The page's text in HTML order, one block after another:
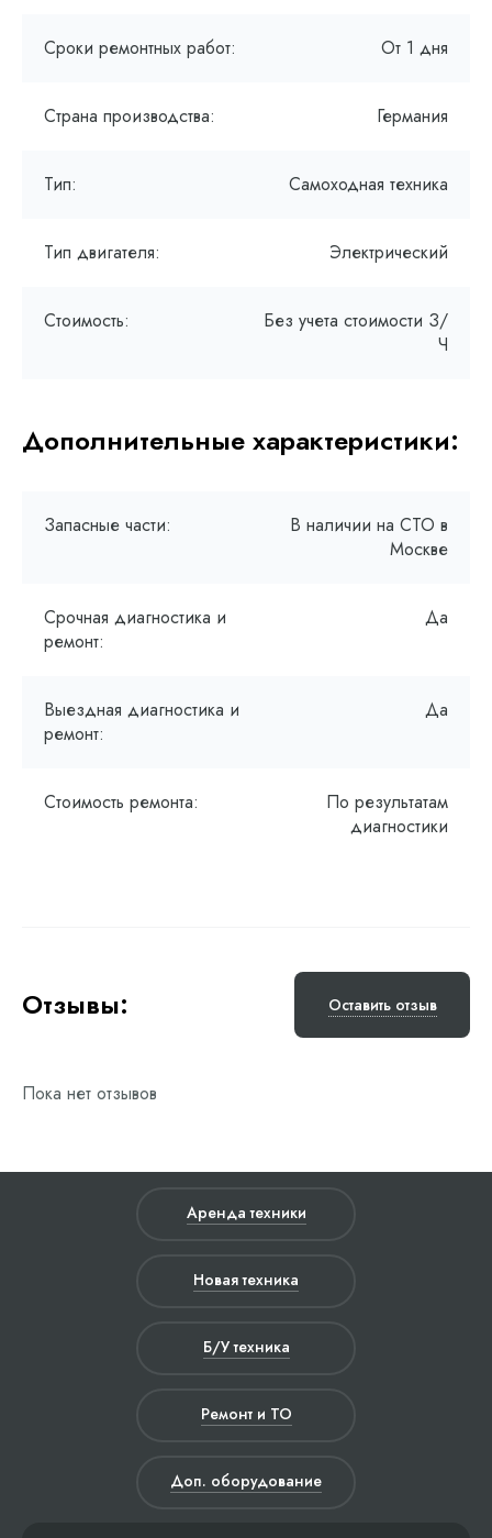
Сроки ремонтных работ: От 1 дня
Страна производства: Германия
Тип: Самоходная техника
Тип двигателя: Электрический
Стоимость:
Без учета стоимости З/
Ч
Дополнительные характеристики:
Запасные части:
В наличии на СТО в
Москве
Срочная диагностика и
ремонт:
Да
Выездная диагностика и
ремонт:
Да
Стоимость ремонта:
По результатам
диагностики
Отзывы: Оставить отзыв
Пока нет отзывов
Аренда техники
Новая техника
Б/У техника
Ремонт и ТО
Доп. оборудование